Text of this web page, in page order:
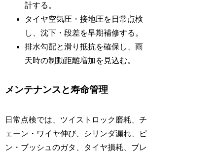
計する。
タイヤ空気圧・接地圧を日常点検
し、沈下・段差を早期補修する。
排水勾配と滑り抵抗を確保し、雨
天時の制動距離増加を見込む。
メンテナンスと寿命管理
日常点検では、ツイストロック磨耗、チ
ェーン・ワイヤ伸び、シリンダ漏れ、ピ
ン・ブッシュのガタ、タイヤ損耗、ブレ